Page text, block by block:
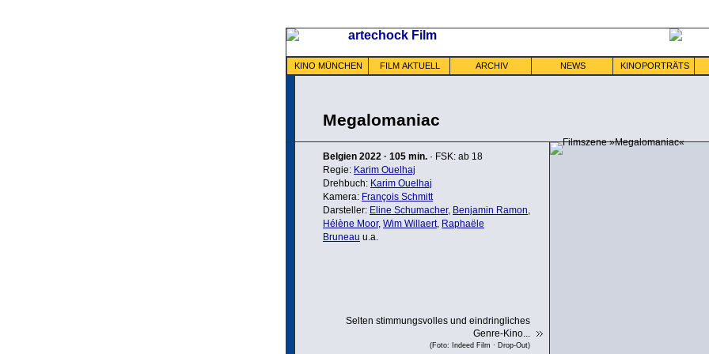
KINO MÜNCHEN FILM AKTUELL ARCHIV NEWS KINOPORTRÄTS
Megalomaniac
Belgien 2022 · 105 min. · FSK: ab 18
Regie: Karim Ouelhaj
Drehbuch: Karim Ouelhaj
Kamera: François Schmitt
Darsteller: Eline Schumacher, Benjamin Ramon,
Hélène Moor, Wim Willaert, Raphaële
Bruneau u.a.
Selten stimmungsvolles und eindringliches
Genre-Kino...
(Foto: Indeed Film · Drop-Out)